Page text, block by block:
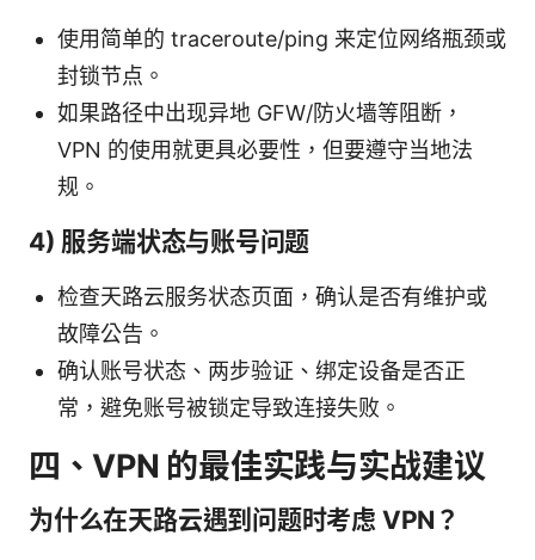
使用简单的 traceroute/ping 来定位网络瓶颈或
封锁节点。
如果路径中出现异地 GFW/防火墙等阻断，
VPN 的使用就更具必要性，但要遵守当地法
规。
4) 服务端状态与账号问题
检查天路云服务状态页面，确认是否有维护或
故障公告。
确认账号状态、两步验证、绑定设备是否正
常，避免账号被锁定导致连接失败。
四、VPN 的最佳实践与实战建议
为什么在天路云遇到问题时考虑 VPN？